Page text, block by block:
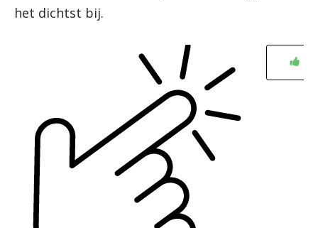
het dichtst bij.